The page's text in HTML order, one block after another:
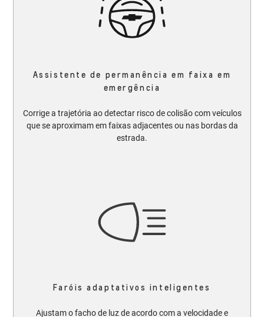
Assistente de permanência em faixa em
emergência
Corrige a trajetória ao detectar risco de colisão com veículos
que se aproximam em faixas adjacentes ou nas bordas da
estrada.
Faróis adaptativos inteligentes
Ajustam o facho de luz de acordo com a velocidade e